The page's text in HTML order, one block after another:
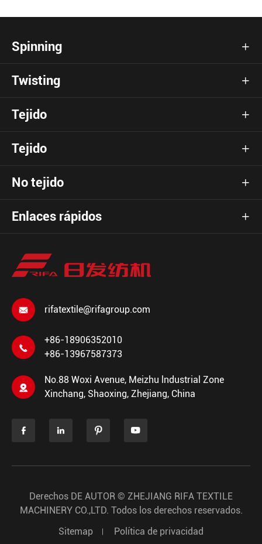
Spinning 
Twisting 
Tejido 
Tejido 
No tejido 
Enlaces rápidos 
 rifatextile@rifagroup.com

+86-18906352010
+86-13967587373

No.88 Woxi Avenue, Meizhu lndustrial Zone
Xinchang, Shaoxing, Zhejiang, China
   
Derechos DE AUTOR © ZHEJIANG RIFA TEXTILE
MACHINERY CO.,LTD. Todos los derechos reservados.
Sitemap
Política de privacidad